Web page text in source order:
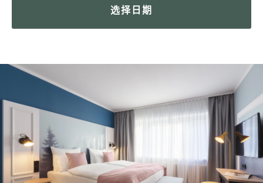
选择日期